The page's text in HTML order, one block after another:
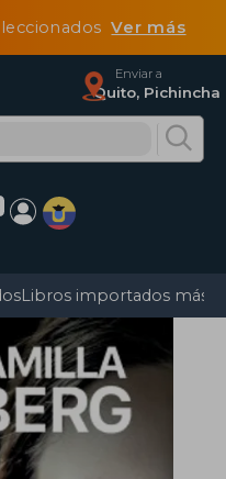
Ver más
Enviar a
Quito, Pichincha
Libros importados más